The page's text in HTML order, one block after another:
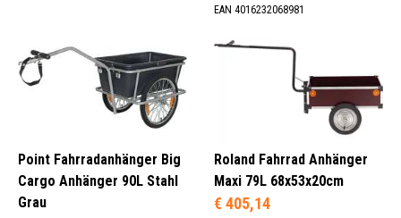
EAN 4016232068981
Point Fahrradanhänger Big
Cargo Anhänger 90L Stahl
Grau
Roland Fahrrad Anhänger
Maxi 79L 68x53x20cm
€ 405,14